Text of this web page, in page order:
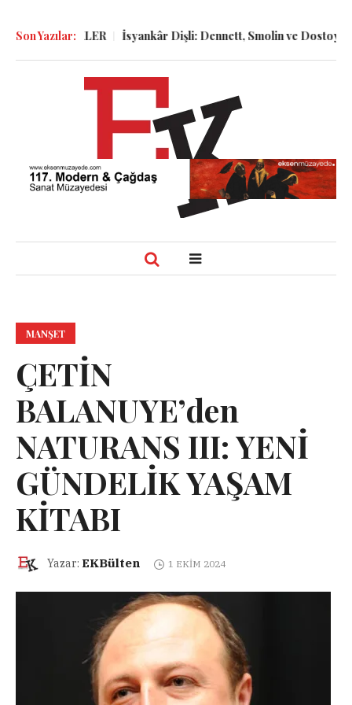
Son Yazılar: İsyankâr Dişli: Dennett, Smolin ve
MANŞET
ÇETİN
BALANUYE’den
NATURANS III: YENİ
GÜNDELİK YAŞAM
KİTABI
Yazar: EKBülten 1 EKIM 2024